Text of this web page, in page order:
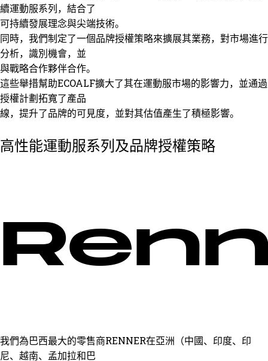
續運動服系列，結合了
可持續發展理念與尖端技術。
同時，我們制定了一個品牌授權策略來擴展其業務，對市場進行
分析，識別機會，並
與戰略合作夥伴合作。
這些舉措幫助ECOALF擴大了其在運動服市場的影響力，並通過
授權計劃拓寬了產品
線，提升了品牌的可見度，並對其估值產生了積極影響。
高性能運動服系列及品牌授權策略
我們為巴西最大的零售商REN​​NER在亞洲（中國、印度、印
尼、越南、孟加拉和巴